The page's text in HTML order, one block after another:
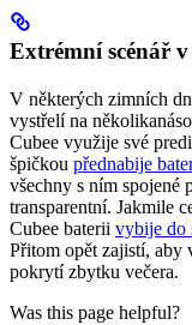
Extrémní scénář v
V některých zimních
vystřelí na
Cubee využije své
špičkou přednabije
všechny s ním spojené
transparentní. Jakmile
Cubee baterii vybije do
Přitom opět zajistí, aby
pokrytí zbytku večera.
Was this page helpful?